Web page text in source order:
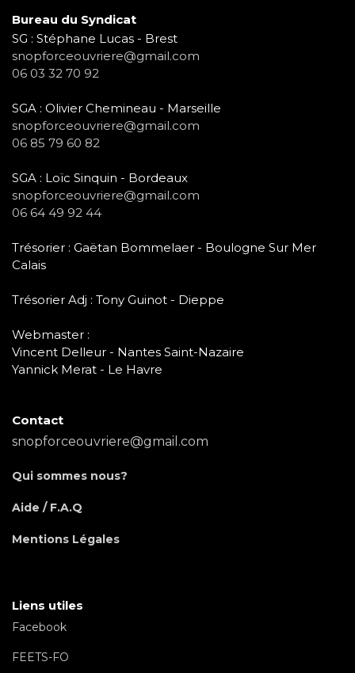
Bureau du Syndicat
SG : Stéphane Lucas - Brest
snopforceouvriere@gmail.com
06 03 32 70 92
SGA : Olivier Chemineau - Marseille
snopforceouvriere@gmail.com
06 85 79 60 82
SGA : Loïc Sinquin - Bordeaux
snopforceouvriere@gmail.com
06 64 49 92 44
Trésorier : Gaëtan Bommelaer - Boulogne Sur Mer
Calais
Trésorier Adj : Tony Guinot - Dieppe
Webmaster :
Vincent Delleur - Nantes Saint-Nazaire
Yannick Merat - Le Havre
Contact
snopforceouvriere@gmail.com
Qui sommes nous?
Aide / F.A.Q
Mentions Légales
Liens utiles
Facebook
FEETS-FO